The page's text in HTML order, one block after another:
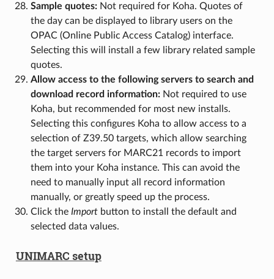
Sample quotes:Not required for Koha. Quotes of
the day can be displayed to library users on the
OPAC (Online Public Access Catalog) interface.
Selecting this will install a few library related sample
quotes.
Allow access to the following servers to search and
download record information:Not required to use
Koha, but recommended for most new installs.
Selecting this configures Koha to allow access to a
selection of Z39.50 targets, which allow searching
the target servers for MARC21 records to import
them into your Koha instance. This can avoid the
need to manually input all record information
manually, or greatly speed up the process.
Click the Importbutton to install the default and
selected data values.
UNIMARC setup